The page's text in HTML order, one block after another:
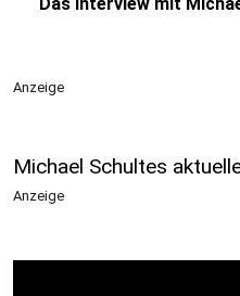
Anzeige
Michael Schultes
Anzeige